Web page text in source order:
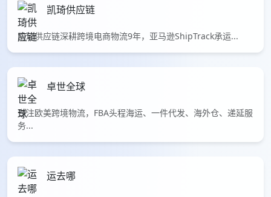
凯琦供应链
凯琦供应链深耕跨境电商物流9年，亚马逊ShipTrack承运...
卓世全球
专注欧美跨境物流，FBA头程海运、一件代发、海外仓、递延服
务...
运去哪